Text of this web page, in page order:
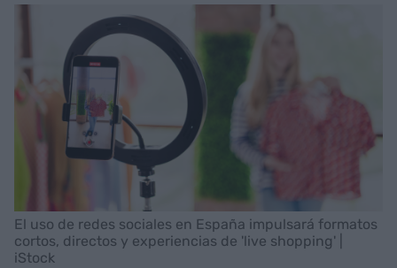
El uso de redes sociales en España impulsará formatos
cortos, directos y experiencias de 'live shopping' |
iStock